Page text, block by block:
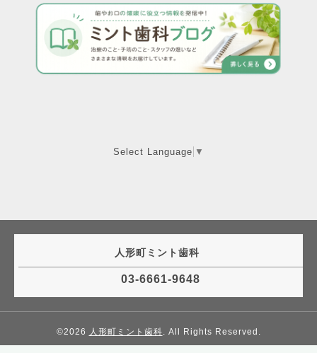
Select Language ▼
人形町ミント歯科
03-6661-9648
©2026 人形町ミント歯科 . All Rights Reserved.